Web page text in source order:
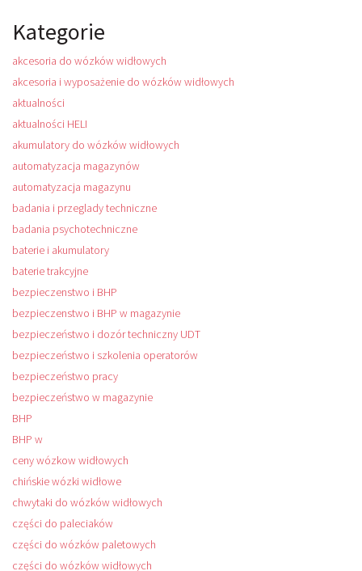
Kategorie
akcesoria do wózków widłowych
akcesoria i wyposażenie do wózków widłowych
aktualności
aktualności HELI
akumulatory do wózków widłowych
automatyzacja magazynów
automatyzacja magazynu
badania i przeglady techniczne
badania psychotechniczne
baterie i akumulatory
baterie trakcyjne
bezpieczenstwo i BHP
bezpieczenstwo i BHP w magazynie
bezpieczeństwo i dozór techniczny UDT
bezpieczeństwo i szkolenia operatorów
bezpieczeństwo pracy
bezpieczeństwo w magazynie
BHP
BHP w
ceny wózkow widłowych
chińskie wózki widłowe
chwytaki do wózków widłowych
części do paleciaków
części do wózków paletowych
części do wózków widłowych